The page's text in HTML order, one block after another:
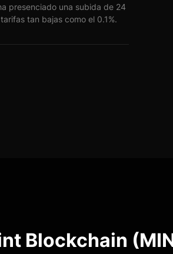
presenciado una subida de 24
tan bajas como el 0.1%.
Blockchain